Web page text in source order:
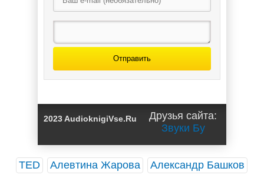
Прости / Олег
Рой
Отправить
2023 AudioknigiVse.Ru
Друзья сайта:
Звуки Бу
TED Алевтина Жарова
Александр Башков